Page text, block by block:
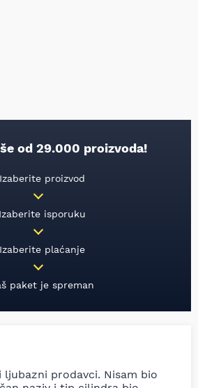
od 29.000 proizvoda!
Izaberite proizvod
Izaberite isporuku
Izaberite plaćanje
paket je spreman
ljubazni prodavci. Nisam bio